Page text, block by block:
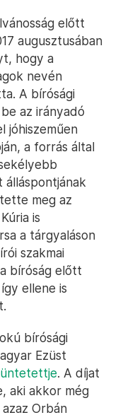
előtt
augusztusában
hogy a
nevén
A bírósági
az irányadó
jóhiszeműen
a forrás által
meg az
is
a tárgyaláson
szakmai
bíróság előtt
ellene is
bírósági
Ezüst
. A díjat
aki akkor még
Orbán